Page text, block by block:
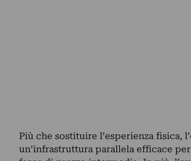
Più che sostituire l’esperienza fisica,
un’infrastruttura parallela efficace